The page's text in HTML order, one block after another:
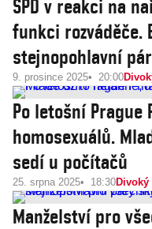
SPD v reakci na
funkci rozváděče.
stejnopohlavní
9. prosince 2025 20:00
Po letošní Prague
homosexuálů.
sedí u počítačů
25. srpna 2025 18:30Divoký
Manželství pro